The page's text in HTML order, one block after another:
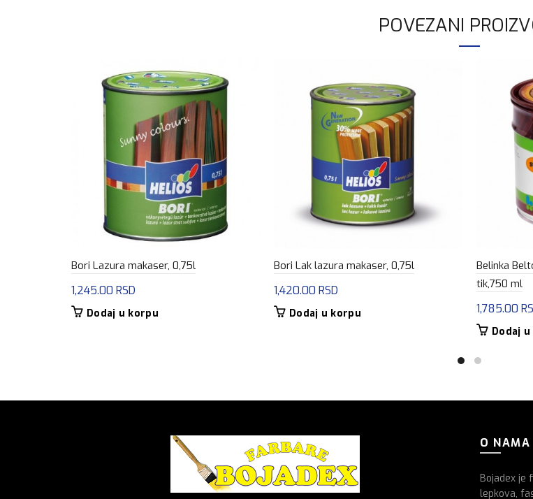
POVEZANI
Bori Lazura makaser, 0,75l
1,245.00 RSD
Dodaj u korpu
Bori Lak lazura makaser, 0,75l
1,420.00 RSD
Dodaj u korpu
Belinka
tik,750 ml
1,785.00
Dodaj
O NAMA
Bojadex je
lepkova,